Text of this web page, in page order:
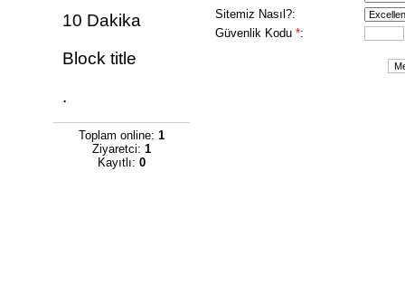
10 Dakika
Block title
.
Toplam online: 1
Ziyaretci: 1
Kayıtlı: 0
Sitemiz Nasıl?:
Güvenlik Kodu *: